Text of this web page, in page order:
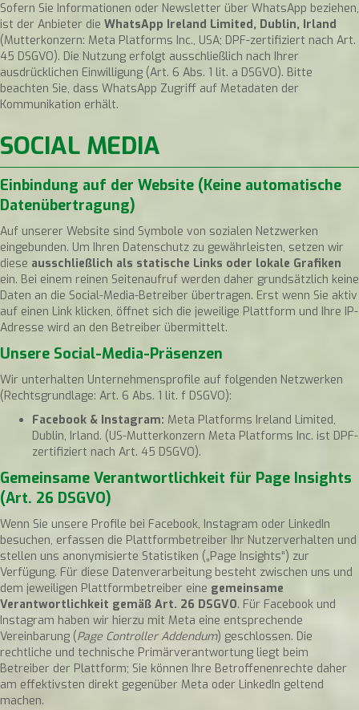
Sofern Sie Informationen oder Newsletter über WhatsApp beziehen,
ist der Anbieter die WhatsApp Ireland Limited, Dublin, Irland
(Mutterkonzern: Meta Platforms Inc., USA; DPF-zertifiziert nach Art.
45 DSGVO). Die Nutzung erfolgt ausschließlich nach Ihrer
ausdrücklichen Einwilligung (Art. 6 Abs. 1 lit. a DSGVO). Bitte
beachten Sie, dass WhatsApp Zugriff auf Metadaten der
Kommunikation erhält.
SOCIAL MEDIA
Einbindung auf der Website (Keine automatische
Datenübertragung)
Auf unserer Website sind Symbole von sozialen Netzwerken
eingebunden. Um Ihren Datenschutz zu gewährleisten, setzen wir
diese ausschließlich als statische Links oder lokale Grafiken
ein. Bei einem reinen Seitenaufruf werden daher grundsätzlich keine
Daten an die Social-Media-Betreiber übertragen. Erst wenn Sie aktiv
auf einen Link klicken, öffnet sich die jeweilige Plattform und Ihre IP-
Adresse wird an den Betreiber übermittelt.
Unsere Social-Media-Präsenzen
Wir unterhalten Unternehmensprofile auf folgenden Netzwerken
(Rechtsgrundlage: Art. 6 Abs. 1 lit. f DSGVO):
Facebook & Instagram: Meta Platforms Ireland Limited,
Dublin, Irland. (US-Mutterkonzern Meta Platforms Inc. ist DPF-
zertifiziert nach Art. 45 DSGVO).
Gemeinsame Verantwortlichkeit für Page Insights
(Art. 26 DSGVO)
Wenn Sie unsere Profile bei Facebook, Instagram oder LinkedIn
besuchen, erfassen die Plattformbetreiber Ihr Nutzerverhalten und
stellen uns anonymisierte Statistiken („Page Insights“) zur
Verfügung. Für diese Datenverarbeitung besteht zwischen uns und
dem jeweiligen Plattformbetreiber eine gemeinsame
Verantwortlichkeit gemäß Art. 26 DSGVO. Für Facebook und
Instagram haben wir hierzu mit Meta eine entsprechende
Vereinbarung (Page Controller Addendum) geschlossen. Die
rechtliche und technische Primärverantwortung liegt beim
Betreiber der Plattform; Sie können Ihre Betroffenenrechte daher
am effektivsten direkt gegenüber Meta oder LinkedIn geltend
machen.